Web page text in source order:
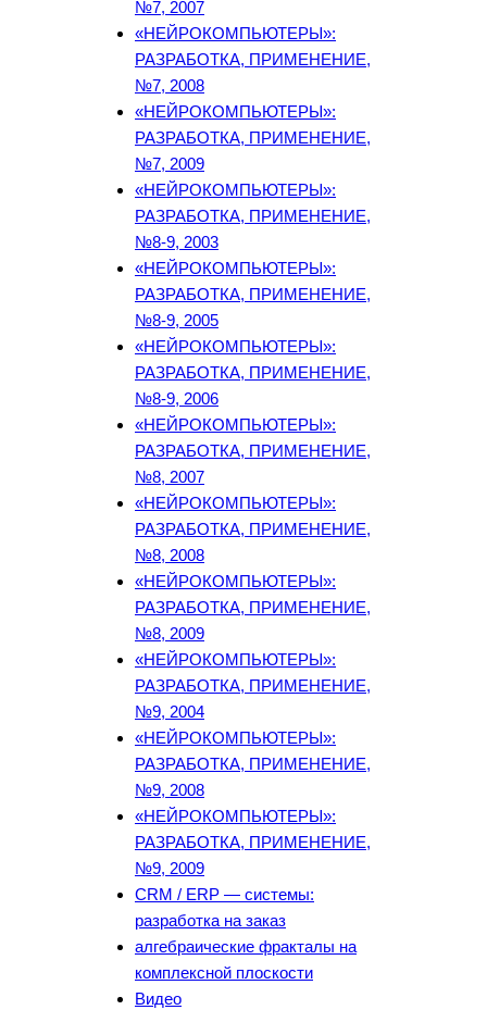
№7, 2007
«НЕЙРОКОМПЬЮТЕРЫ»:
РАЗРАБОТКА, ПРИМЕНЕНИЕ,
№7, 2008
«НЕЙРОКОМПЬЮТЕРЫ»:
РАЗРАБОТКА, ПРИМЕНЕНИЕ,
№7, 2009
«НЕЙРОКОМПЬЮТЕРЫ»:
РАЗРАБОТКА, ПРИМЕНЕНИЕ,
№8-9, 2003
«НЕЙРОКОМПЬЮТЕРЫ»:
РАЗРАБОТКА, ПРИМЕНЕНИЕ,
№8-9, 2005
«НЕЙРОКОМПЬЮТЕРЫ»:
РАЗРАБОТКА, ПРИМЕНЕНИЕ,
№8-9, 2006
«НЕЙРОКОМПЬЮТЕРЫ»:
РАЗРАБОТКА, ПРИМЕНЕНИЕ,
№8, 2007
«НЕЙРОКОМПЬЮТЕРЫ»:
РАЗРАБОТКА, ПРИМЕНЕНИЕ,
№8, 2008
«НЕЙРОКОМПЬЮТЕРЫ»:
РАЗРАБОТКА, ПРИМЕНЕНИЕ,
№8, 2009
«НЕЙРОКОМПЬЮТЕРЫ»:
РАЗРАБОТКА, ПРИМЕНЕНИЕ,
№9, 2004
«НЕЙРОКОМПЬЮТЕРЫ»:
РАЗРАБОТКА, ПРИМЕНЕНИЕ,
№9, 2008
«НЕЙРОКОМПЬЮТЕРЫ»:
РАЗРАБОТКА, ПРИМЕНЕНИЕ,
№9, 2009
CRM / ERP — системы:
разработка на заказ
алгебраические фракталы на
комплексной плоскости
Видео